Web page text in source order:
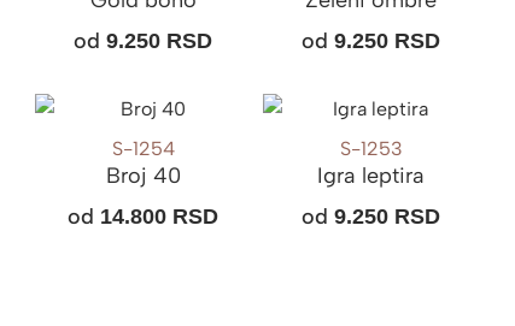
od9.250 RSD
od9.250 RSD
S-1254
Broj 40
od 14.800 RSD
S-1253
Igra leptira
od9.250 RSD